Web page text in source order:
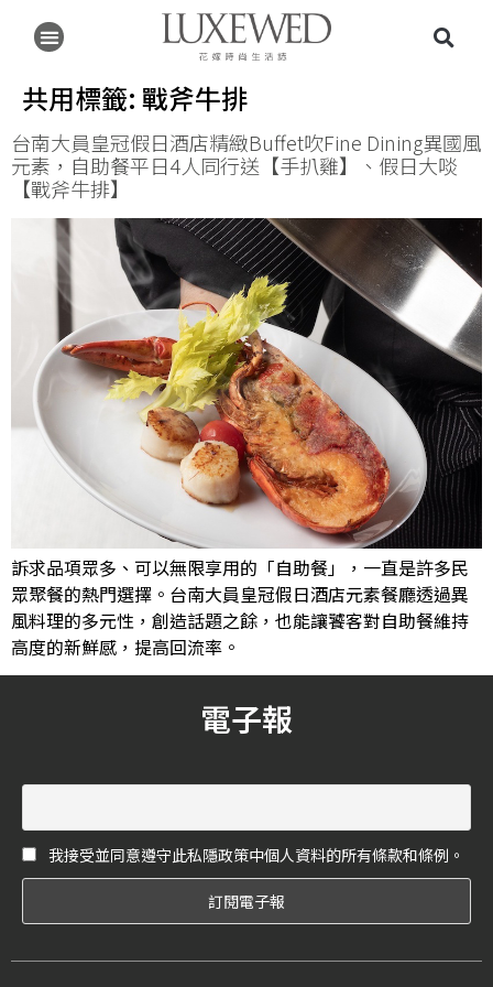
共用標籤: 戰斧牛排
台南大員皇冠假日酒店精緻Buffet吹Fine Dining異國風
元素，自助餐平日4人同行送【手扒雞】、假日大啖
【戰斧牛排】
訴求品項眾多、可以無限享用的「自助餐」，一直是許多民
眾聚餐的熱門選擇。台南大員皇冠假日酒店元素餐廳透過異
風料理的多元性，創造話題之餘，也能讓饕客對自助餐維持
高度的新鮮感，提高回流率。
電子報
我接受並同意遵守此私隱政策中個人資料的所有條款和條例。